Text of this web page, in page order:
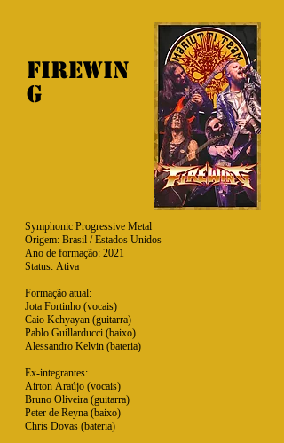
firewin
g
Symphonic Progressive Metal
Origem: Brasil / Estados Unidos
Ano de formação: 2021
Status: Ativa
Formação atual:
Jota Fortinho (vocais)
Caio Kehyayan (guitarra)
Pablo Guillarducci (baixo)
Alessandro Kelvin (bateria)
Ex-integrantes:
Airton Araújo (vocais)
Bruno Oliveira (guitarra)
Peter de Reyna (baixo)
Chris Dovas (bateria)